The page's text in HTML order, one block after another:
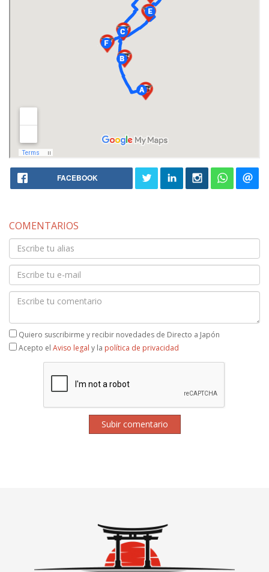
FACEBOOK
COMENTARIOS
Quiero suscribirme y recibir novedades de Directo a Japón
Acepto el Aviso legal y la política de privacidad
Subir comentario